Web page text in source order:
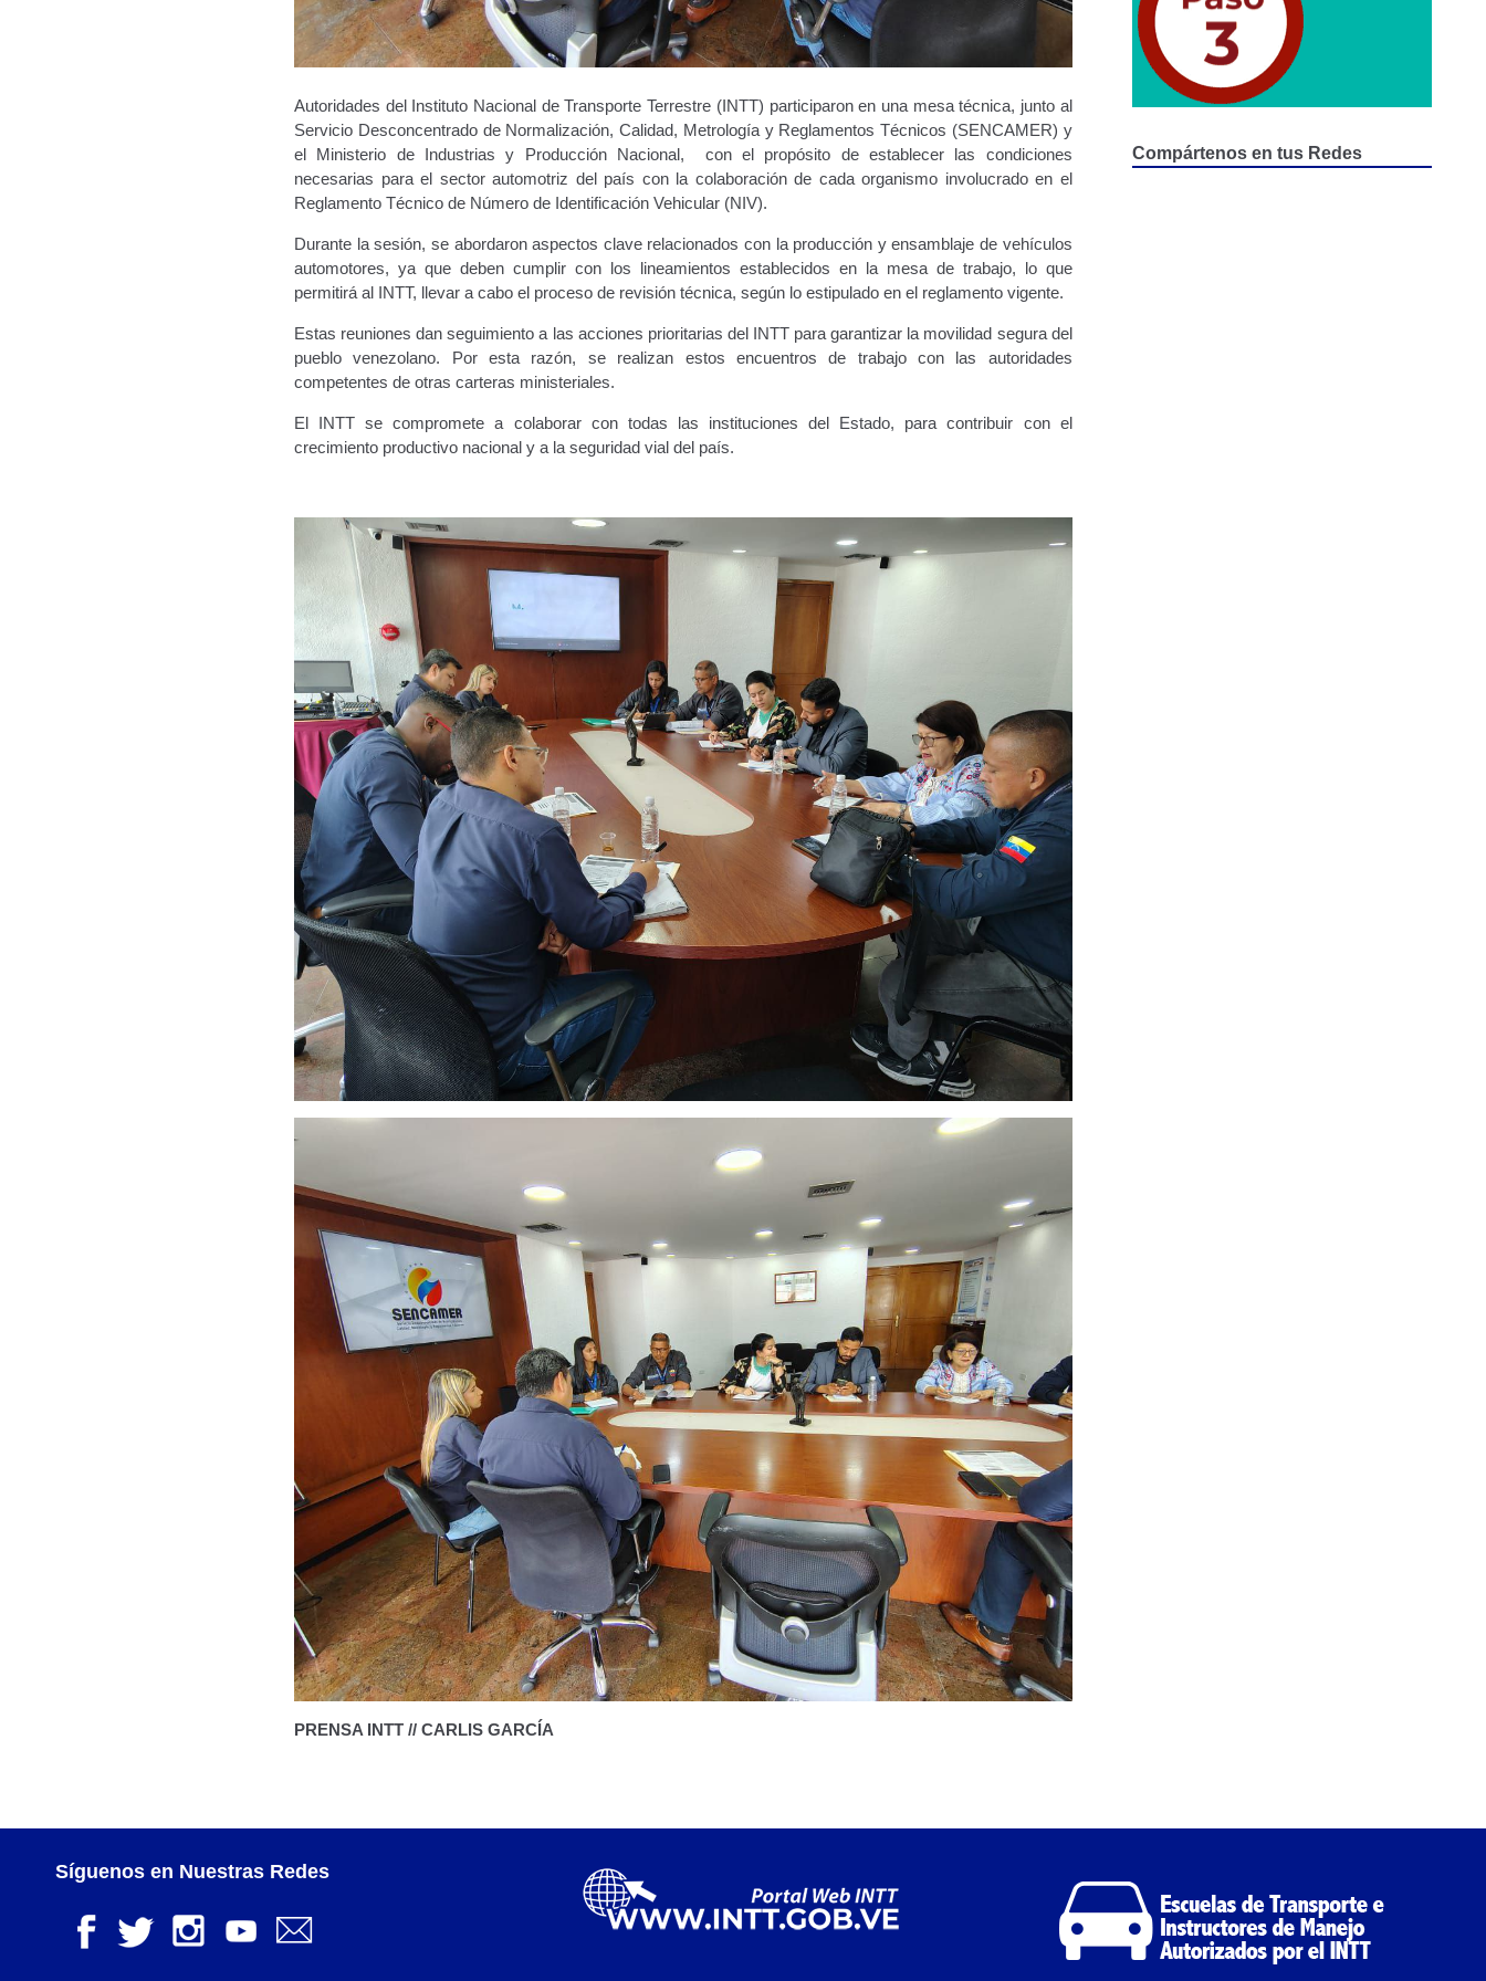
Autoridades del Instituto Nacional de Transporte Terrestre (INTT) participaron en una mesa técnica, junto al
Servicio Desconcentrado de Normalización, Calidad, Metrología y Reglamentos Técnicos (SENCAMER) y
el Ministerio de Industrias y Producción Nacional, con el propósito de establecer las condiciones
necesarias para el sector automotriz del país con la colaboración de cada organismo involucrado en el
Reglamento Técnico de Número de Identificación Vehicular (NIV).
Durante la sesión, se abordaron aspectos clave relacionados con la producción y ensamblaje de vehículos
automotores, ya que deben cumplir con los lineamientos establecidos en la mesa de trabajo, lo que
permitirá al INTT, llevar a cabo el proceso de revisión técnica, según lo estipulado en el reglamento vigente.
Estas reuniones dan seguimiento a las acciones prioritarias del INTT para garantizar la movilidad segura del
pueblo venezolano. Por esta razón, se realizan estos encuentros de trabajo con las autoridades
competentes de otras carteras ministeriales.
El INTT se compromete a colaborar con todas las instituciones del Estado, para contribuir con el
crecimiento productivo nacional y a la seguridad vial del país.
PRENSA INTT // CARLIS GARCÍA
Compártenos en tus Redes
Síguenos en Nuestras Redes